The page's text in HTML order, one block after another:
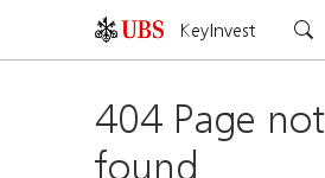
KeyInvest
404 Page not
found